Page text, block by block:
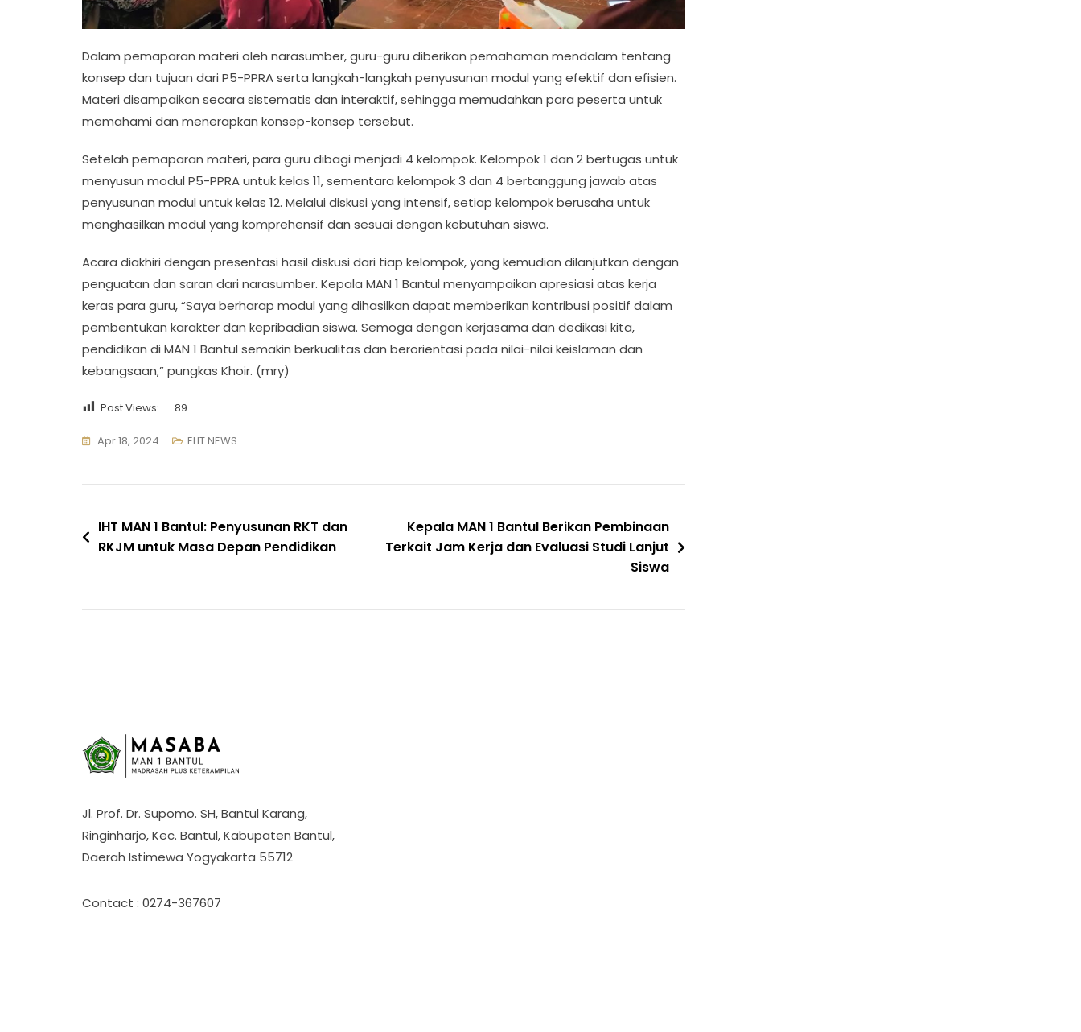
Dalam pemaparan materi oleh narasumber, guru-guru diberikan pemahaman mendalam tentang
konsep dan tujuan dari P5-PPRA serta langkah-langkah penyusunan modul yang efektif dan efisien.
Materi disampaikan secara sistematis dan interaktif, sehingga memudahkan para peserta untuk
memahami dan menerapkan konsep-konsep tersebut.
Setelah pemaparan materi, para guru dibagi menjadi 4 kelompok. Kelompok 1 dan 2 bertugas untuk
menyusun modul P5-PPRA untuk kelas 11, sementara kelompok 3 dan 4 bertanggung jawab atas
penyusunan modul untuk kelas 12. Melalui diskusi yang intensif, setiap kelompok berusaha untuk
menghasilkan modul yang komprehensif dan sesuai dengan kebutuhan siswa.
Acara diakhiri dengan presentasi hasil diskusi dari tiap kelompok, yang kemudian dilanjutkan dengan
penguatan dan saran dari narasumber. Kepala MAN 1 Bantul menyampaikan apresiasi atas kerja
keras para guru, “Saya berharap modul yang dihasilkan dapat memberikan kontribusi positif dalam
pembentukan karakter dan kepribadian siswa. Semoga dengan kerjasama dan dedikasi kita,
pendidikan di MAN 1 Bantul semakin berkualitas dan berorientasi pada nilai-nilai keislaman dan
kebangsaan,” pungkas Khoir. (mry)
Post Views: 89
Apr 18, 2024 ELIT NEWS
Navigasi
pos
IHT MAN 1 Bantul: Penyusunan RKT dan
RKJM untuk Masa Depan Pendidikan
Kepala MAN 1 Bantul Berikan Pembinaan
Terkait Jam Kerja dan Evaluasi Studi Lanjut
Siswa
Jl. Prof. Dr. Supomo. SH, Bantul Karang,
Ringinharjo, Kec. Bantul, Kabupaten Bantul,
Daerah Istimewa Yogyakarta 55712
Contact : 0274-367607